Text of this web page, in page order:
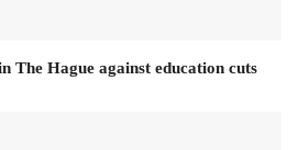
The Hague against education cuts